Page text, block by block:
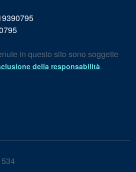
in questo sito sono soggette
della responsabilità.